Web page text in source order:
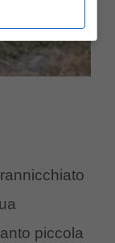
piccola